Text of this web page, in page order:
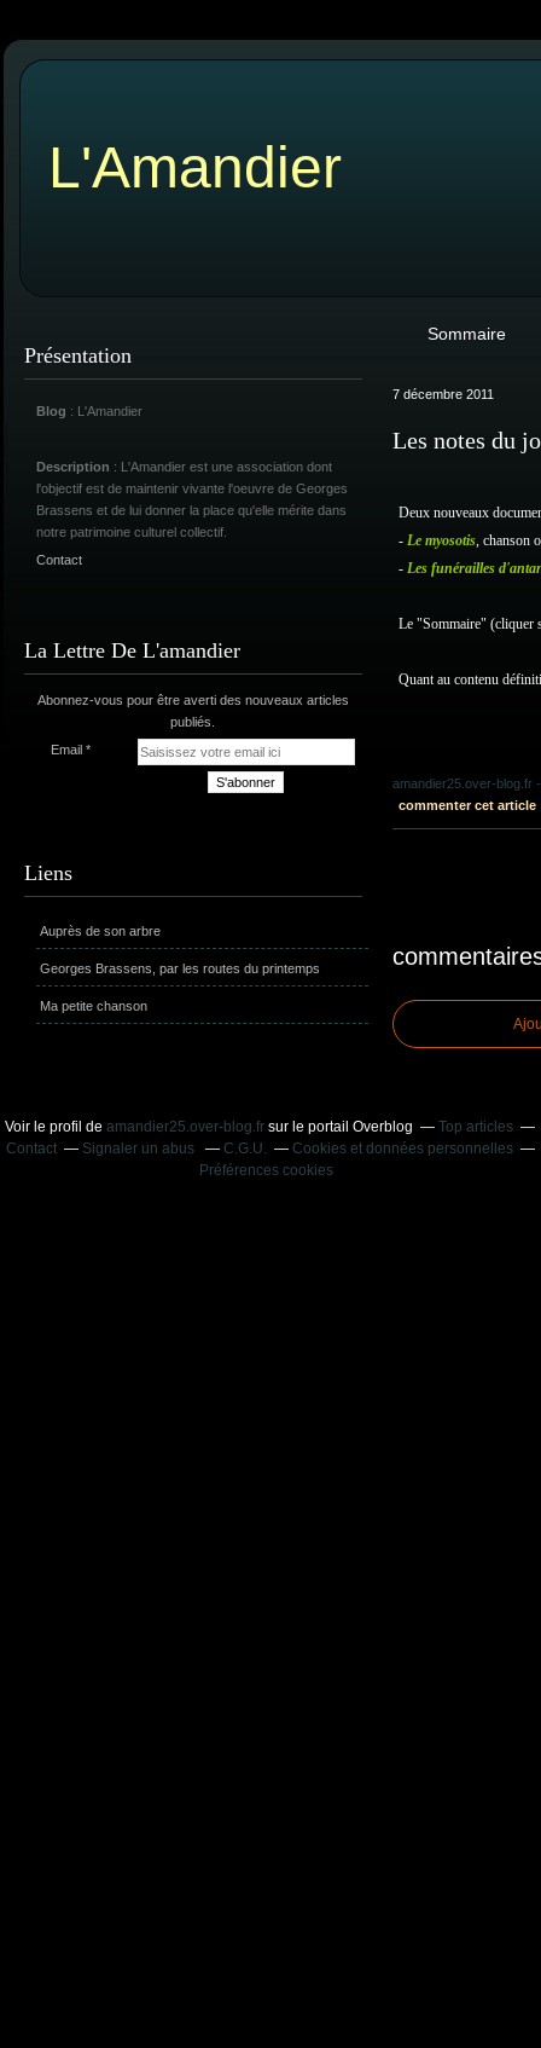
L'Amandier
Présentation
Blog : L'Amandier
Description : L'Amandier est une association dont
l'objectif est de maintenir vivante l'oeuvre de Georges
Brassens et de lui donner la place qu'elle mérite dans
notre patrimoine culturel collectif.
Contact
La Lettre De L'amandier
Abonnez-vous pour être averti des nouveaux articles
publiés.
Email
Liens
Auprès de son arbre
Georges Brassens, par les routes du printemps
Ma petite chanson
Sommaire
7 décembre 2011
Les notes du
Deux nouveaux
- Le myosotis, chanson
- Les funérailles
Le "Sommaire" (cliquer
Quant au contenu
amandier25.over-blog.fr -
commenter cet article
Voir le profil deamandier25.over-blog.fr sur le portail Overblog
Top articles
Contact
Signaler un abus C.G.U.
Cookies et données personnelles
Préférences cookies